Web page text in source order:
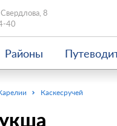
8
40
Районы
Каскесручей